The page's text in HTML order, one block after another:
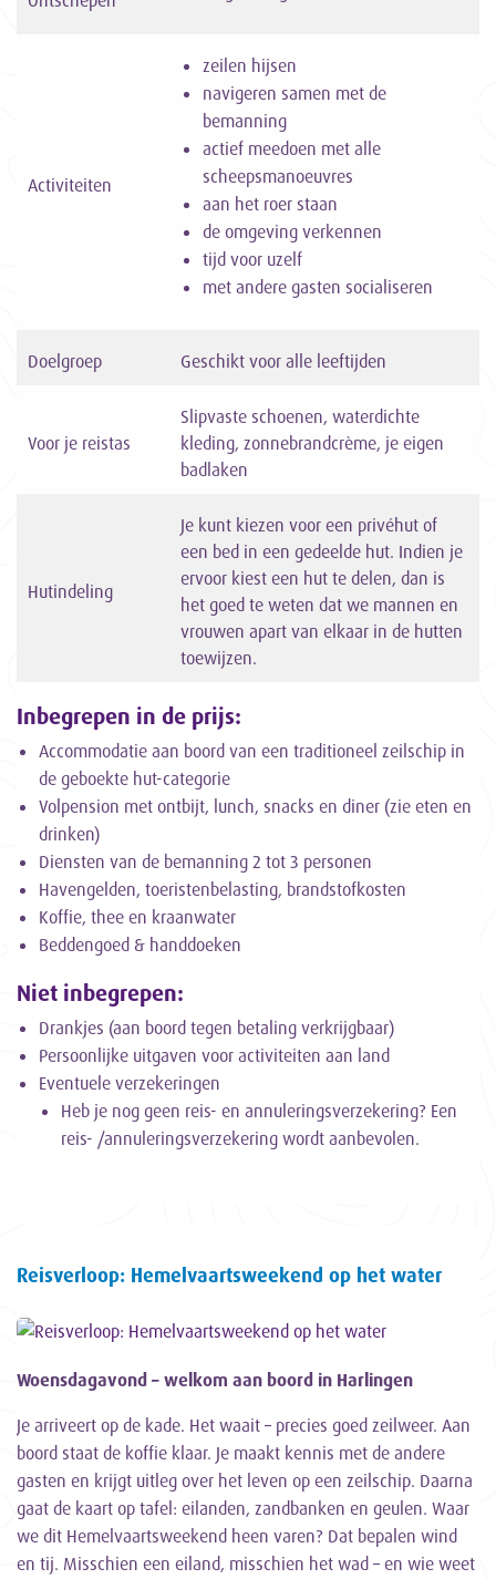
Activiteiten
zeilen hijsen
navigeren samen met de
bemanning
actief meedoen met alle
scheepsmanoeuvres
aan het roer staan
de omgeving verkennen
tijd voor uzelf
met andere gasten socialiseren
Doelgroep Geschikt voor alle leeftijden
Voor je reistas
Slipvaste schoenen, waterdichte
kleding, zonnebrandcrème, je eigen
badlaken
Hutindeling
Je kunt kiezen voor een privéhut of
een bed in een gedeelde hut. Indien je
ervoor kiest een hut te delen, dan is
het goed te weten dat we mannen en
vrouwen apart van elkaar in de hutten
toewijzen.
Inbegrepen in de prijs:
Accommodatie aan boord van een traditioneel zeilschip in
de geboekte hut-categorie
Volpension met ontbijt, lunch, snacks en diner (zie eten en
drinken)
Diensten van de bemanning 2 tot 3 personen
Havengelden, toeristenbelasting, brandstofkosten
Koffie, thee en kraanwater
Beddengoed & handdoeken
Niet inbegrepen:
Drankjes (aan boord tegen betaling verkrijgbaar)
Persoonlijke uitgaven voor activiteiten aan land
Eventuele verzekeringen
Heb je nog geen reis- en annuleringsverzekering? Een
reis- /annuleringsverzekering wordt aanbevolen.
Reisverloop: Hemelvaartsweekend op het water
Woensdagavond – welkom aan boord in Harlingen
Je arriveert op de kade. Het waait – precies goed zeilweer. Aan
boord staat de koffie klaar. Je maakt kennis met de andere
gasten en krijgt uitleg over het leven op een zeilschip. Daarna
gaat de kaart op tafel: eilanden, zandbanken en geulen. Waar
we dit Hemelvaartsweekend heen varen? Dat bepalen wind
en tij. Misschien een eiland, misschien het wad – en wie weet